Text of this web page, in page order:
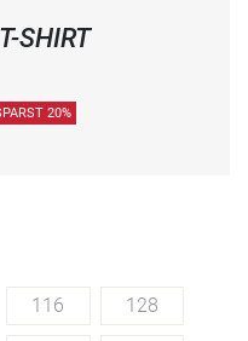
SHIRT
20%
116 128